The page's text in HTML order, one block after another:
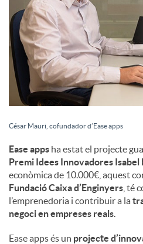
César Mauri, cofundador d’Ease apps
Ease apps ha estat el projecte
Premi Idees Innovadores Isabel
econòmica de 10.000€, aquest
Fundació Caixa d’Enginyers , té
l’emprenedoria i contribuir a la
negoci en empreses reals.
Ease apps és un projecte